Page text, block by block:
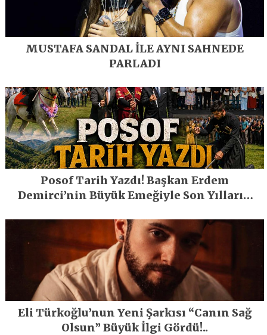
MUSTAFA SANDAL İLE AYNI SAHNEDE
PARLADI
Posof Tarih Yazdı! Başkan Erdem
Demirci’nin Büyük Emeğiyle Son Yılların
Eli Türkoğlu’nun Yeni Şarkısı “Canın Sağ
Olsun” Büyük İlgi Gördü!..